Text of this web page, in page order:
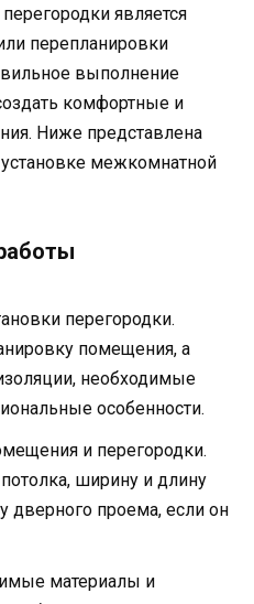
является
перепланировки
выполнение
комфортные и
Ниже представлена
межкомнатной
перегородки.
помещения, а
необходимые
особенности.
и перегородки.
ширину и длину
дверного проема, если он
материалы и